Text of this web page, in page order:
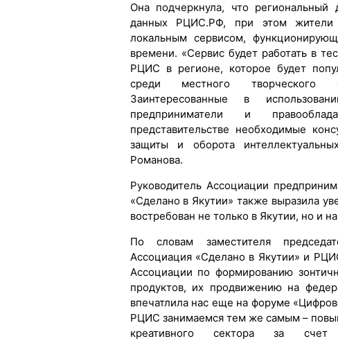
Она подчеркнула, что региональный
данных РЦИС.РФ, при этом жители
локальным сервисом,
времени. «Сервис будет работать в
РЦИС в регионе, которое будет
среди местного творческого
Заинтересованные в
предприниматели и
представительстве необходимые
защиты и оборота
Романова.
Руководитель Ассоциации
«Сделано в Якутии» также выразила
востребован не только в Якутии, но и
По словам заместителя
Ассоциация «Сделано в Якутии» и
Ассоциации по формированию
продуктов, их продвижению на
впечатлила нас еще на форуме
РЦИС занимаемся тем же самым –
креативного сектора за счет